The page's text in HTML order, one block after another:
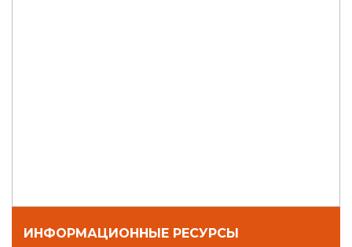
ИНФОРМАЦИОННЫЕ РЕСУРСЫ